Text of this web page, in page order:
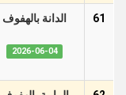
61 الدانة بالهفوف
2026-06-04